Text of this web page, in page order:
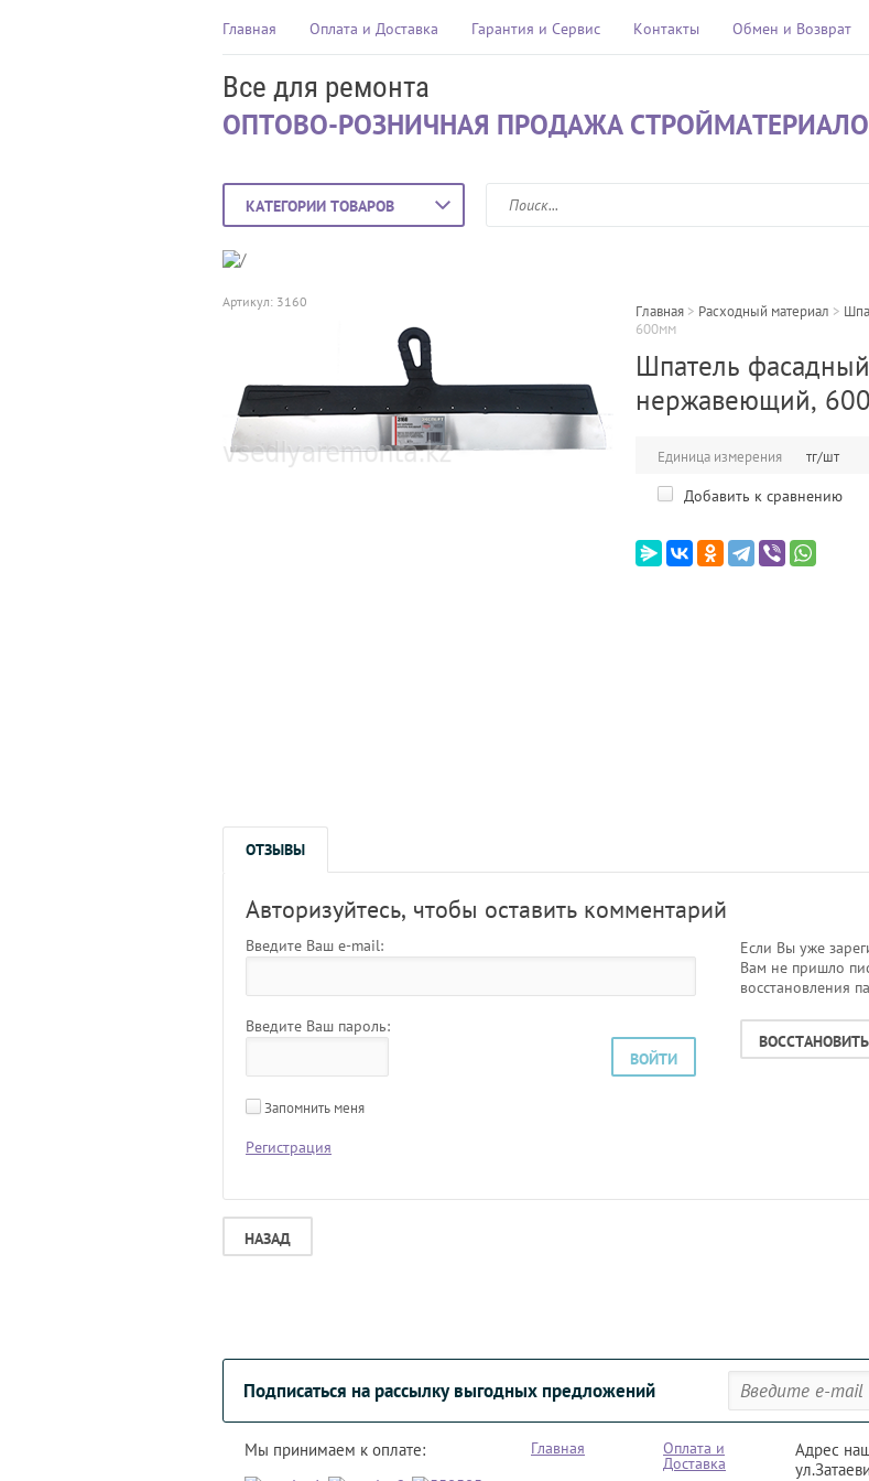
Главная Оплата и Доставка Гарантия и Сервис Контакты Обмен и Возврат
Все для ремонта
ОПТОВО-РОЗНИЧНАЯ ПРОДАЖА
КАТЕГОРИИ ТОВАРОВ
Главная > Расходный материал >
600мм
Шпатель
нержавеющий,
Артикул: 3160
Единица измерения тг/шт
Добавить к сравнению
ОТЗЫВЫ
Авторизуйтесь, чтобы оставить комментарий
Введите Ваш e-mail:
Введите Ваш пароль:
ВОЙТИ
Запомнить меня
Регистрация
Если Вы уже
Вам не пришло
восстановления
НАЗАД
Подписаться на рассылку выгодных предложений
Мы принимаем к оплате: Главная Оплата и
Доставка
Адрес